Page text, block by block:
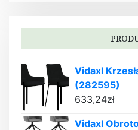
Vidaxl
(282595)
633,24zł
Vidaxl